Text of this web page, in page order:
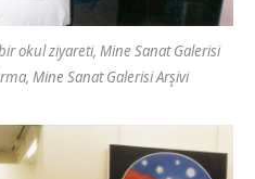
okul ziyareti, Mine Sanat Galerisi
Mine Sanat Galerisi Arşivi